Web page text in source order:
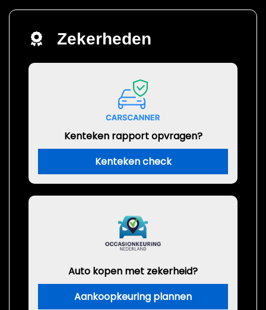
Zekerheden
Kenteken rapport opvragen?
Kenteken check
Auto kopen met zekerheid?
Aankoopkeuring plannen